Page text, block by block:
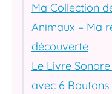
Ma Collection
Animaux – Ma
découverte
Le Livre
avec 6